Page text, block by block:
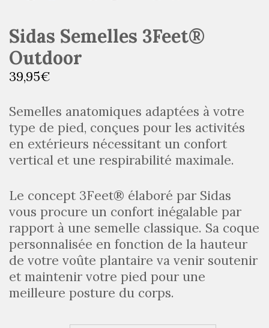
Sidas Semelles 3Feet®
Outdoor
39,95€
Semelles anatomiques adaptées à votre
type de pied, conçues pour les activités
en extérieurs nécessitant un confort
vertical et une respirabilité maximale.
Le concept 3Feet® élaboré par Sidas
vous procure un confort inégalable par
rapport à une semelle classique. Sa coque
personnalisée en fonction de la hauteur
de votre voûte plantaire va venir soutenir
et maintenir votre pied pour une
meilleure posture du corps.